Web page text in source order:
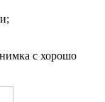
с хорошо